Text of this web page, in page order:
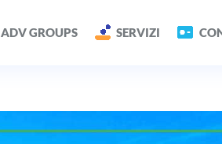
ADV GROUPS SERVIZI